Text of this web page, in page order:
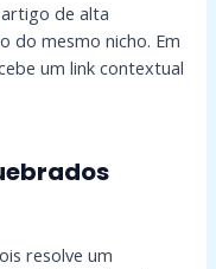
de alta
do mesmo nicho. Em
um link contextual
resolve um